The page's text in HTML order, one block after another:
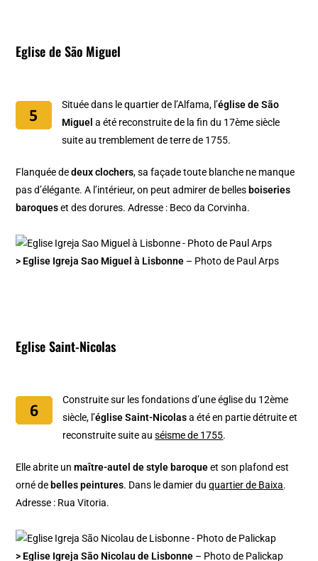
Eglise de São Miguel
Située dans le quartier de l’Alfama, l’église de São
Miguel a été reconstruite de la fin du 17ème siècle
suite au tremblement de terre de 1755.
Flanquée dedeux clochers, sa façade toute blanche ne manque
pas d’élégante. A l’intérieur, on peut admirer de belles boiseries
baroqueset des dorures. Adresse : Beco da Corvinha.
> Eglise Igreja Sao Miguel à Lisbonne – Photo de Paul Arps
Eglise Saint-Nicolas
Construite sur les fondations d’une église du 12ème
siècle, l’église Saint-Nicolasa été en partie détruite et
reconstruite suite auséisme de 1755.
Elle abrite unmaître-autel de style baroqueet son plafond est
orné de belles peintures. Dans le damier duquartier de Baixa.
Adresse : Rua Vitoria.
> Eglise Igreja São Nicolau de Lisbonne – Photo de Palickap